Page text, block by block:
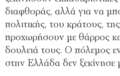
διαφθοράς, αλλά για να
πολιτικής, του κράτους,
προχωρήσουν με θάρρος
δουλειά τους. Ο πόλεμος
στην Ελλάδα δεν ξεκίνησε